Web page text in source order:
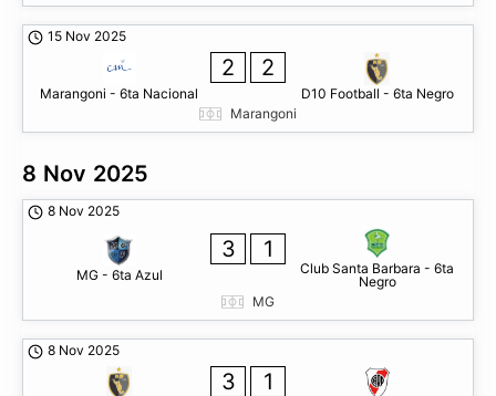
15 Nov 2025
Marangoni - 6ta Nacional
2 2
D10 Football - 6ta Negro
Marangoni
8 Nov 2025
8 Nov 2025
MG - 6ta Azul
3 1
Club Santa Barbara - 6ta
Negro
MG
8 Nov 2025
3 1